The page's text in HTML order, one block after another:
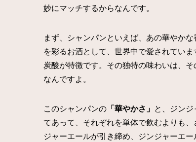
妙にマッチするからなんです。
まず、シャンパンといえば、あの華やか
を彩るお酒として、世界中で愛されてい
炭酸が特徴です。その独特の味わいは、
なんですよ。
このシャンパンの 「華やかさ」 と、ジン
てあって、それぞれを単体で飲むよりも
ジャーエールが引き締め、ジンジャーエ